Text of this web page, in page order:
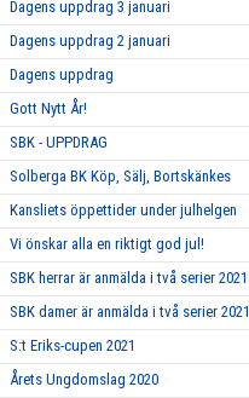
Dagens uppdrag 3 januari
Dagens uppdrag 2 januari
Dagens uppdrag
Gott Nytt År!
SBK - UPPDRAG
Solberga BK Köp, Sälj, Bortskänkes
Kansliets öppettider under julhelgen
Vi önskar alla en riktigt god jul!
SBK herrar är anmälda i två serier 2021
SBK damer är anmälda i två serier 2021
S:t Eriks-cupen 2021
Årets Ungdomslag 2020